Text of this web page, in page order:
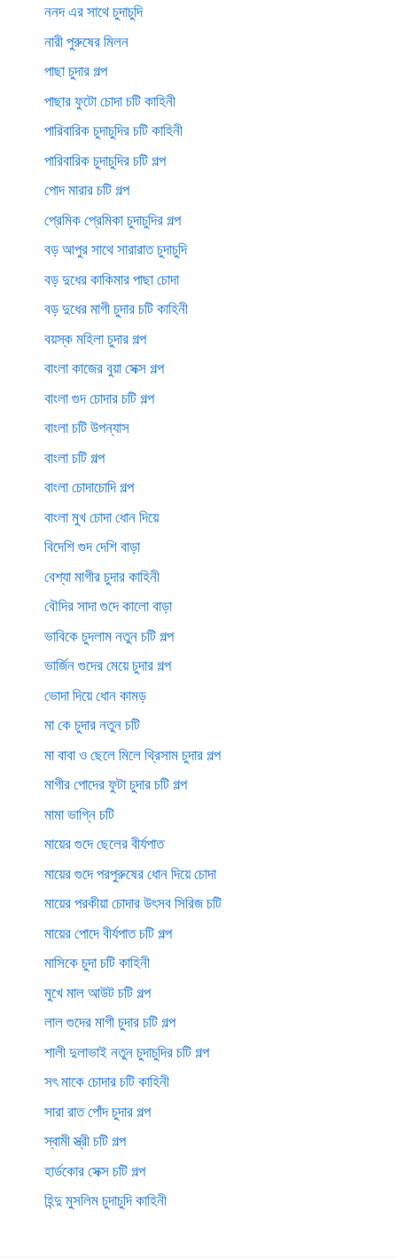
ননদ এর সাথে চুদাচুদি
নারী পুরুষের মিলন
পাছা চুদার গল্প
পাছার ফুটো চোদা চটি কাহিনী
পারিবারিক চুদাচুদির চটি কাহিনী
পারিবারিক চুদাচুদির চটি গল্প
পোদ মারার চটি গল্প
প্রেমিক প্রেমিকা চুদাচুদির গল্প
বড় আপুর সাথে সারারাত চুদাচুদি
বড় দুধের কাকিমার পাছা চোদা
বড় দুধের মাগী চুদার চটি কাহিনী
বয়স্ক মহিলা চুদার গল্প
বাংলা কাজের বুয়া সেক্স গল্প
বাংলা গুদ চোদার চটি গল্প
বাংলা চটি উপন্যাস
বাংলা চটি গল্প
বাংলা চোদাচোদি গল্প
বাংলা মুখ চোদা ধোন দিয়ে
বিদেশি গুদ দেশি বাড়া
বেশ্যা মাগীর চুদার কাহিনী
বৌদির সাদা গুদে কালো বাড়া
ভাবিকে চুদলাম নতুন চটি গল্প
ভার্জিন গুদের মেয়ে চুদার গল্প
ভোদা দিয়ে ধোন কামড়
মা কে চুদার নতুন চটি
মা বাবা ও ছেলে মিলে থ্রিসাম চুদার গল্প
মাগীর পোদের ফুটা চুদার চটি গল্প
মামা ভাগ্নি চটি
মায়ের গুদে ছেলের বীর্যপাত
মায়ের গুদে পরপুরুষের ধোন দিয়ে চোদা
মায়ের পরকীয়া চোদার উৎসব সিরিজ চটি
মায়ের পোদে বীর্যপাত চটি গল্প
মাসিকে চুদা চটি কাহিনী
মুখে মাল আউট চটি গল্প
লাল গুদের মাগী চুদার চটি গল্প
শালী দুলাভাই নতুন চুদাচুদির চটি গল্প
সৎ মাকে চোদার চটি কাহিনী
সারা রাত পোঁদ চুদার গল্প
স্বামী স্ত্রী চটি গল্প
হার্ডকোর সেক্স চটি গল্প
হিন্দু মুসলিম চুদাচুদি কাহিনী